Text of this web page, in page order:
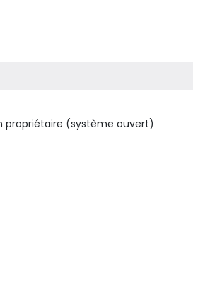
propriétaire (système ouvert)